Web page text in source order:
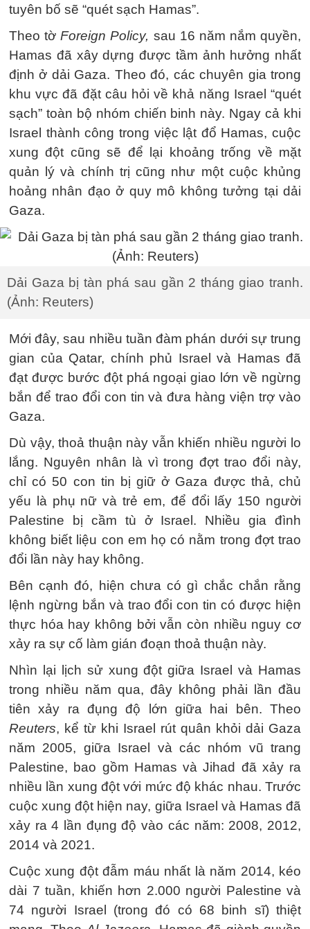
tuyên bố sẽ “quét sạch Hamas”.
Theo tờForeign Policy, sau 16 năm nắm quyền,
Hamas đã xây dựng được tầm ảnh hưởng nhất
định ở dải Gaza. Theo đó, các chuyên gia trong
khu vực đã đặt câu hỏi về khả năng Israel “quét
sạch” toàn bộ nhóm chiến binh này. Ngay cả khi
Israel thành công trong việc lật đổ Hamas, cuộc
xung đột cũng sẽ để lại khoảng trống về mặt
quản lý và chính trị cũng như một cuộc khủng
hoảng nhân đạo ở quy mô không tưởng tại dải
Gaza.
Dải Gaza bị tàn phá sau gần 2 tháng giao tranh.
(Ảnh: Reuters)
Mới đây, sau nhiều tuần đàm phán dưới sự trung
gian của Qatar, chính phủ Israel và Hamas đã
đạt được bước đột phá ngoại giao lớn về ngừng
bắn để trao đổi con tin và đưa hàng viện trợ vào
Gaza.
Dù vậy, thoả thuận này vẫn khiến nhiều người lo
lắng. Nguyên nhân là vì trong đợt trao đổi này,
chỉ có 50 con tin bị giữ ở Gaza được thả, chủ
yếu là phụ nữ và trẻ em, để đổi lấy 150 người
Palestine bị cầm tù ở Israel. Nhiều gia đình
không biết liệu con em họ có nằm trong đợt trao
đổi lần này hay không.
Bên cạnh đó, hiện chưa có gì chắc chắn rằng
lệnh ngừng bắn và trao đổi con tin có được hiện
thực hóa hay không bởi vẫn còn nhiều nguy cơ
xảy ra sự cố làm gián đoạn thoả thuận này.
Nhìn lại lịch sử xung đột giữa Israel và Hamas
trong nhiều năm qua, đây không phải lần đầu
tiên xảy ra đụng độ lớn giữa hai bên. Theo
Reuters, kể từ khi Israel rút quân khỏi dải Gaza
năm 2005, giữa Israel và các nhóm vũ trang
Palestine, bao gồm Hamas và Jihad đã xảy ra
nhiều lần xung đột với mức độ khác nhau. Trước
cuộc xung đột hiện nay, giữa Israel và Hamas đã
xảy ra 4 lần đụng độ vào các năm: 2008, 2012,
2014 và 2021.
Cuộc xung đột đẫm máu nhất là năm 2014, kéo
dài 7 tuần, khiến hơn 2.000 người Palestine và
74 người Israel (trong đó có 68 binh sĩ) thiệt